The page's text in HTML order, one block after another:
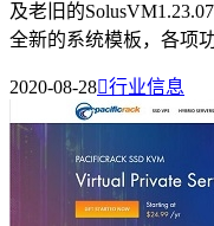
及老旧的
全新的系统模板，各项
2020-08-28行业信息